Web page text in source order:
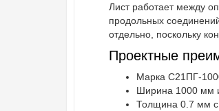
Лист работает между
продольных
отдельно, поскольку
Проектные
Марка С21ПГ-
Ширина 1000 мм
Толщина 0.7 мм